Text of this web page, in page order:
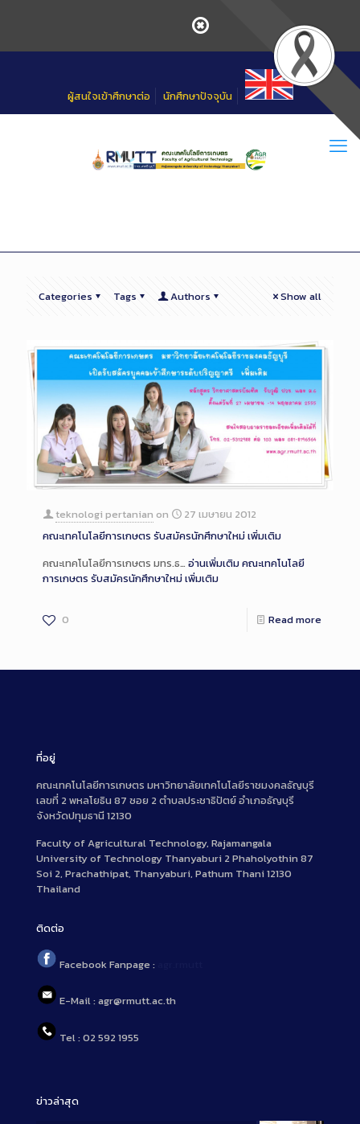
ผู้สนใจเข้าศึกษาต่อ นักศึกษาปัจจุบัน
Categories Tags Authors Show all
teknologi pertanian on
27 เมษายน 2012
คณะเทคโนโลยีการเกษตร รับสมัครนักศึกษาใหม่ เพิ่มเติม
คณะเทคโนโลยีการเกษตร มทร.ธ… อ่านเพิ่มเติมคณะเทคโนโลยี
การเกษตร รับสมัครนักศึกษาใหม่ เพิ่มเติม
0 Read more
ที่อยู่
คณะเทคโนโลยีการเกษตร มหาวิทยาลัยเทคโนโลยีราชมงคลธัญบุรี
เลขที่ 2 พหลโยธิน 87 ซอย 2 ตำบลประชาธิปัตย์ อำเภอธัญบุรี
จังหวัดปทุมธานี 12130
Faculty of Agricultural Technology, Rajamangala
University of Technology Thanyaburi 2 Phaholyothin 87
Soi 2, Prachathipat, Thanyaburi, Pathum Thani 12130
Thailand
ติดต่อ
Facebook Fanpage :
E-Mail : agr@rmutt.ac.th
Tel : 02 592 1955
ข่าวล่าสุด